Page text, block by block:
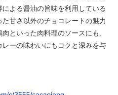
よる醤油の旨味を利用している
甘さ以外のチョコレートの魅力
といった肉料理のソースにも、
ーの味わいにもコクと深みを与